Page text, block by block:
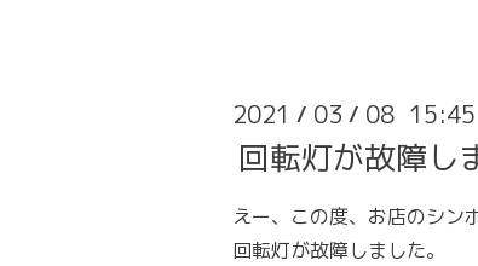
2021 / 03 / 08 15:45
回転灯が故障し
えー、この度、お店のシン
回転灯が故障しました。